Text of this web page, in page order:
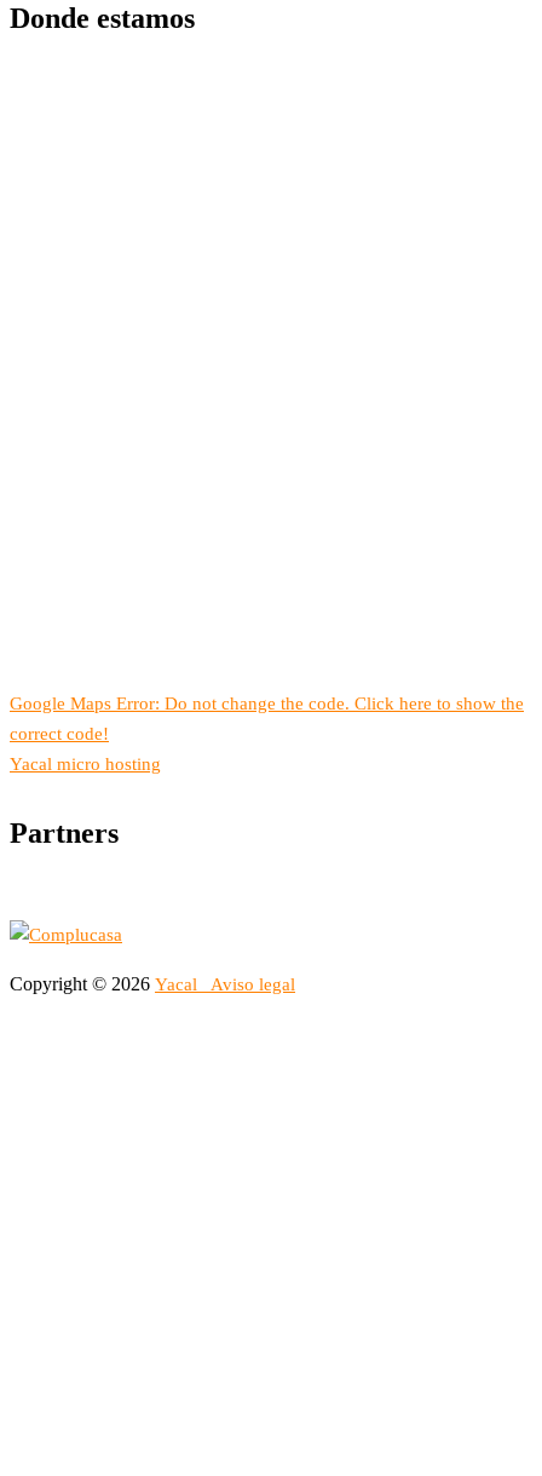
Donde estamos
Google Maps Error: Do not change the code. Click here to show the
correct code!
Yacal micro hosting
Partners
Copyright © 2026 Yacal Aviso legal